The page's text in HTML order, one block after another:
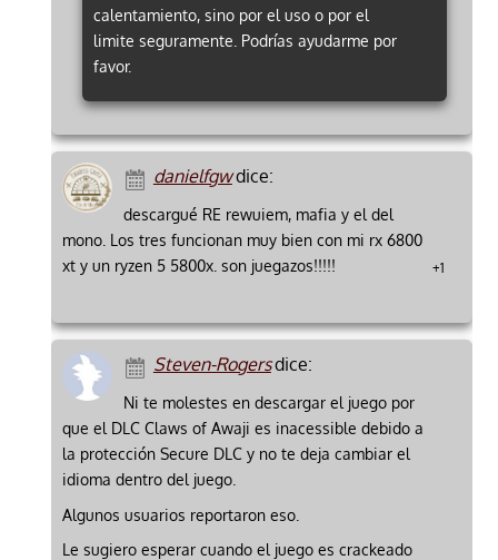
calentamiento, sino por el uso o por el
limite seguramente. Podrías ayudarme por
favor.
danielfgwdice:
descargué RE rewuiem, mafia y el del
mono. Los tres funcionan muy bien con mi rx 6800
xt y un ryzen 5 5800x. son juegazos!!!!!
+1
Steven-Rogersdice:
Ni te molestes en descargar el juego por
que el DLC Claws of Awaji es inacessible debido a
la protección Secure DLC y no te deja cambiar el
idioma dentro del juego.
Algunos usuarios reportaron eso.
Le sugiero esperar cuando el juego es crackeado